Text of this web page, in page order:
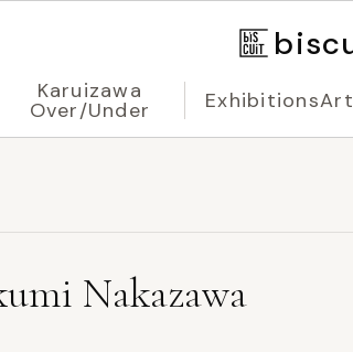
Karuizawa
Over/Under Exhibitions
Nakazawa